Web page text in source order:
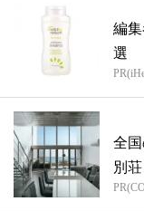
編
選
全
別